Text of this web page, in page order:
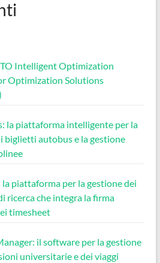
Intelligent Optimization
Optimization Solutions
la piattaforma intelligente per la
biglietti autobus e la gestione
la piattaforma per la gestione dei
ricerca che integra la firma
timesheet
il software per la gestione
universitarie e dei viaggi